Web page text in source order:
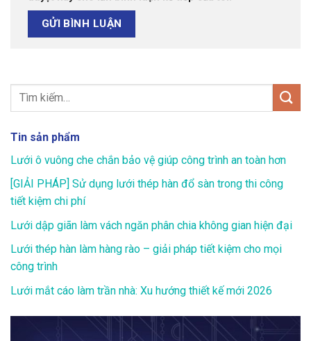
Tin sản phẩm
Lưới ô vuông che chắn bảo vệ giúp công trình an toàn hơn
[GIẢI PHÁP] Sử dụng lưới thép hàn đổ sàn trong thi công
tiết kiệm chi phí
Lưới dập giãn làm vách ngăn phân chia không gian hiện đại
Lưới thép hàn làm hàng rào – giải pháp tiết kiệm cho mọi
công trình
Lưới mắt cáo làm trần nhà: Xu hướng thiết kế mới 2026